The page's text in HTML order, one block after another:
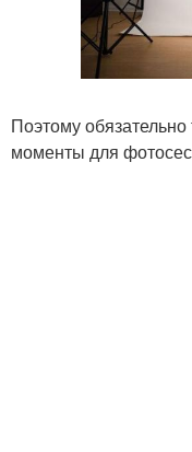
Поэтому
моменты для